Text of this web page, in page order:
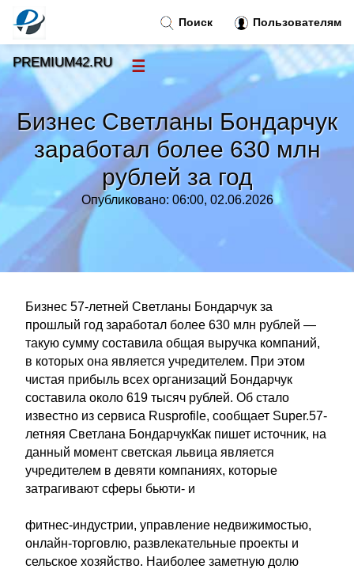
Бизнес Светланы Бондарчук
заработал более 630 млн
рублей за год
Опубликовано: 06:00, 02.06.2026
Бизнес 57-летней Светланы Бондарчук за
прошлый год заработал более 630 млн рублей —
такую сумму составила общая выручка компаний,
в которых она является учредителем. При этом
чистая прибыль всех организаций Бондарчук
составила около 619 тысяч рублей. Об стало
известно из сервиса Rusprofile, сообщает Super.57-
летняя Светлана БондарчукКак пишет источник, на
данный момент светская львица является
учредителем в девяти компаниях, которые
затрагивают сферы бьюти- и
фитнес-индустрии, управление недвижимостью,
онлайн-торговлю, развлекательные проекты и
сельское хозяйство. Наиболее заметную долю
Поиск Пользователям
PREMIUM42.RU ☰
Новости
Тренды новостей»
»
Правила »
Контакт»